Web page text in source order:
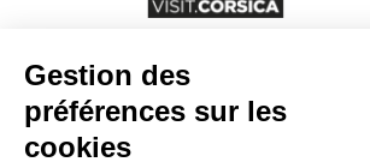
Newsletter
Inscrivez-vous àla lettre d’information
l’Agence du tourisme de la Corse.